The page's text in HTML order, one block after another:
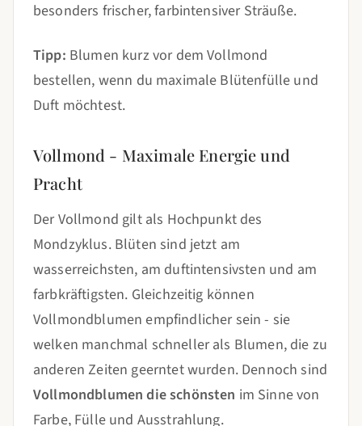
besonders frischer, farbintensiver Sträuße.
Tipp: Blumen kurz vor dem Vollmond
bestellen, wenn du maximale Blütenfülle und
Duft möchtest.
Vollmond - Maximale Energie und
Pracht
Der Vollmond gilt als Hochpunkt des
Mondzyklus. Blüten sind jetzt am
wasserreichsten, am duftintensivsten und am
farbkräftigsten. Gleichzeitig können
Vollmondblumen empfindlicher sein - sie
welken manchmal schneller als Blumen, die zu
anderen Zeiten geerntet wurden. Dennoch sind
Vollmondblumen die schönsten im Sinne von
Farbe, Fülle und Ausstrahlung.